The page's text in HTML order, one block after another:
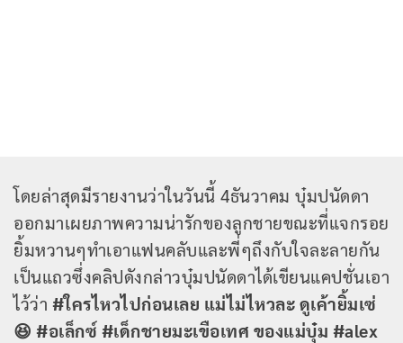
โดยล่าสุดมีรายงานว่าในวันนี้ 4ธันวาคม บุ๋มปนัดดา
ออกมาเผยภาพความน่ารักของลูกชายขณะที่แจกรอย
ยิ้มหวานๆทำเอาแฟนคลับและพี่ๆถึงกับใจละลายกัน
เป็นแถวซึ่งคลิปดังกล่าวบุ๋มปนัดดาได้เขียนแคปชั่นเอา
ไว้ว่า #ใครไหวไปก่อนเลย แม่ไม่ไหวละ ดูเค้ายิ้มเซ่
😆 #อเล็กซ์ #เด็กชายมะเขือเทศ ของแม่บุ๋ม #alex